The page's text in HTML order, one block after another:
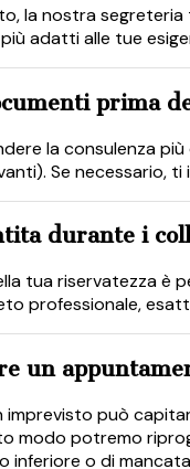
la nostra
adatti alle tue
prima
la consulenza
Se necessario,
durante i
tua riservatezza è
professionale,
un
imprevisto può
modo potremo
inferiore o di